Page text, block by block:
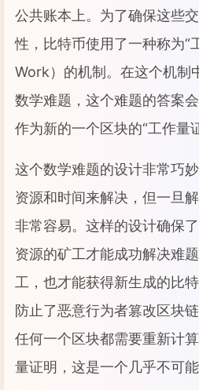
公共账本上。为了确保这些
性，比特币使用了一种称为“
Work）的机制。在这个机制
数学难题，这个难题的答案
作为新的一个区块的“工作量
这个数学难题的设计非常巧
资源和时间来解决，但一旦
非常容易。这样的设计确保
资源的矿工才能成功解决难
工，也才能获得新生成的比
防止了恶意行为者篡改区块
任何一个区块都需要重新计
量证明，这是一个几乎不可能